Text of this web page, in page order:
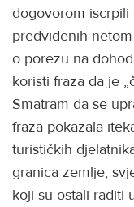
dogovorom
predviđenih
o porezu na
koristi fraza da je
Smatram da se
fraza pokazala
turističkih
granica zemlje,
koji su ostali raditi